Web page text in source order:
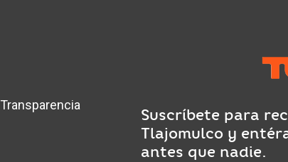
Transparencia
Suscríbete para
Tlajomulco y
antes que nadie.